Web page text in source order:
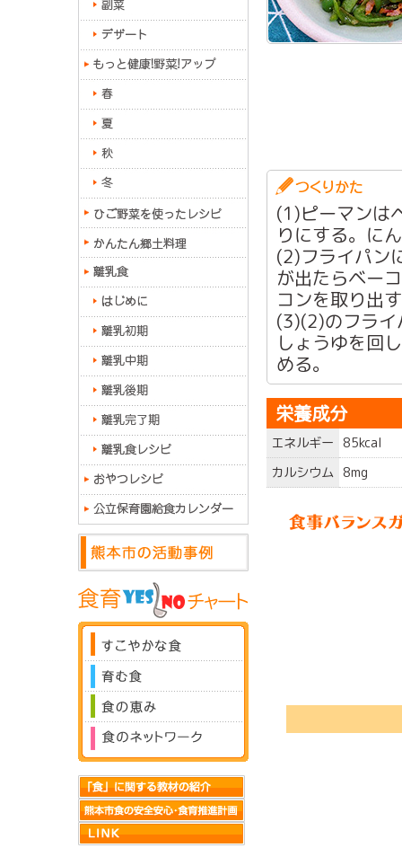
(1)ピーマンは
りにする。に
(2)フライパン
が出たらベー
コンを取り出
(3)(2)のフライ
しょうゆを回
める。
栄養成分
エネルギー 85kcal
カルシウム 8mg